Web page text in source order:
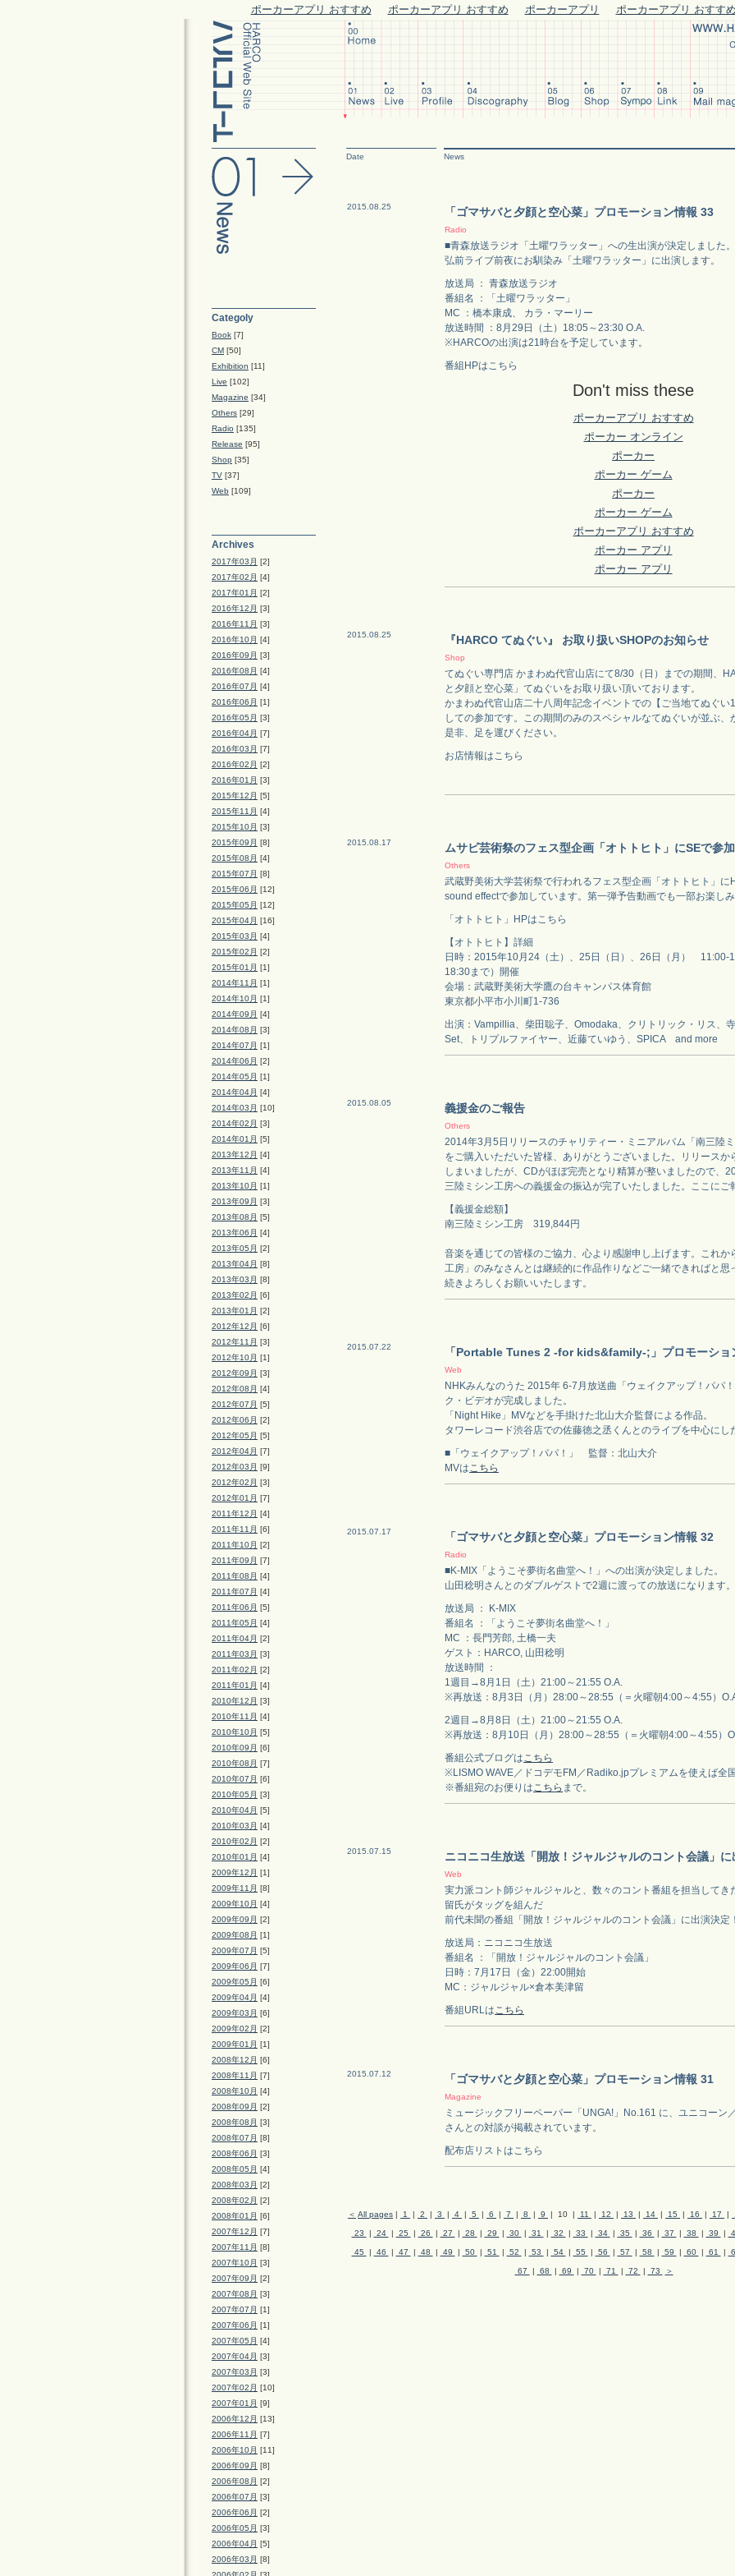
ポーカーアプリ おすすめ ポーカーアプリ おすすめ ポーカーアプリ ポーカーアプリ おすすめ
Categoly
Book [7]
CM [50]
Exhibition [11]
Live [102]
Magazine [34]
Others [29]
Radio [135]
Release [95]
Shop [35]
TV [37]
Web [109]
Archives
2017年03月 [2]
2017年02月 [4]
2017年01月 [2]
2016年12月 [3]
2016年11月 [3]
2016年10月 [4]
2016年09月 [3]
2016年08月 [4]
2016年07月 [4]
2016年06月 [1]
2016年05月 [3]
2016年04月 [7]
2016年03月 [7]
2016年02月 [2]
2016年01月 [3]
2015年12月 [5]
2015年11月 [4]
2015年10月 [3]
2015年09月 [8]
2015年08月 [4]
2015年07月 [8]
2015年06月 [12]
2015年05月 [12]
2015年04月 [16]
2015年03月 [4]
2015年02月 [2]
2015年01月 [1]
2014年11月 [1]
2014年10月 [1]
2014年09月 [4]
2014年08月 [3]
2014年07月 [1]
2014年06月 [2]
2014年05月 [1]
2014年04月 [4]
2014年03月 [10]
2014年02月 [3]
2014年01月 [5]
2013年12月 [4]
2013年11月 [4]
2013年10月 [1]
2013年09月 [3]
2013年08月 [5]
2013年06月 [4]
2013年05月 [2]
2013年04月 [8]
2013年03月 [8]
2013年02月 [6]
2013年01月 [2]
2012年12月 [6]
2012年11月 [3]
2012年10月 [1]
2012年09月 [3]
2012年08月 [4]
2012年07月 [5]
2012年06月 [2]
2012年05月 [5]
2012年04月 [7]
2012年03月 [9]
2012年02月 [3]
2012年01月 [7]
2011年12月 [4]
2011年11月 [6]
2011年10月 [2]
2011年09月 [7]
2011年08月 [4]
2011年07月 [4]
2011年06月 [5]
2011年05月 [4]
2011年04月 [2]
2011年03月 [3]
2011年02月 [2]
2011年01月 [4]
2010年12月 [3]
2010年11月 [4]
2010年10月 [5]
2010年09月 [6]
2010年08月 [7]
2010年07月 [6]
2010年05月 [3]
2010年04月 [5]
2010年03月 [4]
2010年02月 [2]
2010年01月 [4]
2009年12月 [1]
2009年11月 [8]
2009年10月 [4]
2009年09月 [2]
2009年08月 [1]
2009年07月 [5]
2009年06月 [7]
2009年05月 [6]
2009年04月 [4]
2009年03月 [6]
2009年02月 [2]
2009年01月 [1]
2008年12月 [6]
2008年11月 [7]
2008年10月 [4]
2008年09月 [2]
2008年08月 [3]
2008年07月 [8]
2008年06月 [3]
2008年05月 [4]
2008年03月 [2]
2008年02月 [2]
2008年01月 [6]
2007年12月 [7]
2007年11月 [8]
2007年10月 [3]
2007年09月 [2]
2007年08月 [3]
2007年07月 [1]
2007年06月 [1]
2007年05月 [4]
2007年04月 [3]
2007年03月 [3]
2007年02月 [10]
2007年01月 [9]
2006年12月 [13]
2006年11月 [7]
2006年10月 [11]
2006年09月 [8]
2006年08月 [2]
2006年07月 [3]
2006年06月 [2]
2006年05月 [3]
2006年04月 [5]
2006年03月 [8]
Date News
2015.08.25 「ゴマサバと夕顔と空心菜」プロモーション情報 33
Radio
■青森放送ラジオ「土曜ワラッター」への生出演が決定しました。
弘前ライブ前夜にお馴染み「土曜ワラッター」に出演します。
放送局 ： 青森放送ラジオ
番組名 ：「土曜ワラッター」
MC ：橋本康成、 カラ・マーリー
放送時間 ：8月29日（土）18:05～23:30 O.A.
※HARCOの出演は21時台を予定しています。
番組HPはこちら
Don't miss these
ポーカーアプリ おすすめ
ポーカー オンライン
ポーカー
ポーカー ゲーム
ポーカー
ポーカー ゲーム
ポーカーアプリ おすすめ
ポーカー アプリ
ポーカー アプリ
2015.08.25 『HARCO てぬぐい』 お取り扱いSHOPのお知らせ
Shop
てぬぐい専門店 かまわぬ代官山店にて8/30（日）までの期間、
と夕顔と空心菜」てぬぐいをお取り扱い頂いております。
かまわぬ代官山店二十八周年記念イベントでの【ご当地てぬぐい
しての参加です。この期間のみのスペシャルなてぬぐいが並ぶ、
是非、足を運びください。
お店情報はこちら
2015.08.17 ムサビ芸術祭のフェス型企画「オトトヒト」にSEで参加
Others
武蔵野美術大学芸術祭で行われるフェス型企画「オトトヒト」に
sound effectで参加しています。第一弾予告動画でも一部お楽しみ
「オトトヒト」HPはこちら
【オトトヒト】詳細
日時：2015年10月24（土）、25日（日）、26日（月） 11:00-
18:30まで）開催
会場：武蔵野美術大学鷹の台キャンパス体育館
東京都小平市小川町1-736
出演：Vampillia、柴田聡子、Omodaka、クリトリック・リス、
Set、トリプルファイヤー、近藤ていゆう、SPICA and more
2015.08.05 義援金のご報告
Others
2014年3月5日リリースのチャリティー・ミニアルバム「南三陸ミ
をご購入いただいた皆様、ありがとうございました。リリースか
しまいましたが、CDがほぼ完売となり精算が整いましたので、
三陸ミシン工房への義援金の振込が完了いたしました。ここにご
【義援金総額】
南三陸ミシン工房 319,844円
音楽を通じての皆様のご協力、心より感謝申し上げます。これか
工房」のみなさんとは継続的に作品作りなどご一緒できればと思
続きよろしくお願いいたします。
2015.07.22 「Portable Tunes 2 -for kids&family-;」プロモーショ
Web
NHKみんなのうた 2015年 6-7月放送曲「ウェイクアップ！パパ
ク・ビデオが完成しました。
「Night Hike」MVなどを手掛けた北山大介監督による作品。
タワーレコード渋谷店での佐藤徳之丞くんとのライブを中心にし
■「ウェイクアップ！パパ！」 監督：北山大介
MVはこちら
2015.07.17 「ゴマサバと夕顔と空心菜」プロモーション情報 32
Radio
■K-MIX「ようこそ夢街名曲堂へ！」への出演が決定しました。
山田稔明さんとのダブルゲストで2週に渡っての放送になります。
放送局 ： K-MIX
番組名 ：「ようこそ夢街名曲堂へ！」
MC ：長門芳郎, 土橋一夫
ゲスト：HARCO, 山田稔明
放送時間 ：
1週目→8月1日（土）21:00～21:55 O.A.
※再放送：8月3日（月）28:00～28:55（＝火曜朝4:00～4:55）
2週目→8月8日（土）21:00～21:55 O.A.
※再放送：8月10日（月）28:00～28:55（＝火曜朝4:00～4:55）
番組公式ブログはこちら
※LISMO WAVE／ドコデモFM／Radiko.jpプレミアムを使えば全
※番組宛のお便りはこちら まで。
2015.07.15 ニコニコ生放送「開放！ジャルジャルのコント会議」に
Web
実力派コント師ジャルジャルと、数々のコント番組を担当してき
留氏がタッグを組んだ
前代未聞の番組「開放！ジャルジャルのコント会議」に出演決定！
放送局：ニコニコ生放送
番組名 ：「開放！ジャルジャルのコント会議」
日時：7月17日（金）22:00開始
MC：ジャルジャル×倉本美津留
番組URLはこちら
2015.07.12 「ゴマサバと夕顔と空心菜」プロモーション情報 31
Magazine
ミュージックフリーペーパー「UNGA!」No.161 に、ユニコーン
さんとの対談が掲載されています。
配布店リストはこちら
＜ All pages | 1 | 2 | 3 | 4 | 5 | 6 | 7 | 8 | 9 | 10 | 11 | 12 | 13 | 14 | 15 | 16 | 17 |
23 | 24 | 25 | 26 | 27 | 28 | 29 | 30 | 31 | 32 | 33 | 34 | 35 | 36 | 37 | 38 | 39 |
45 | 46 | 47 | 48 | 49 | 50 | 51 | 52 | 53 | 54 | 55 | 56 | 57 | 58 | 59 | 60 | 61 |
67 | 68 | 69 | 70 | 71 | 72 | 73 ＞